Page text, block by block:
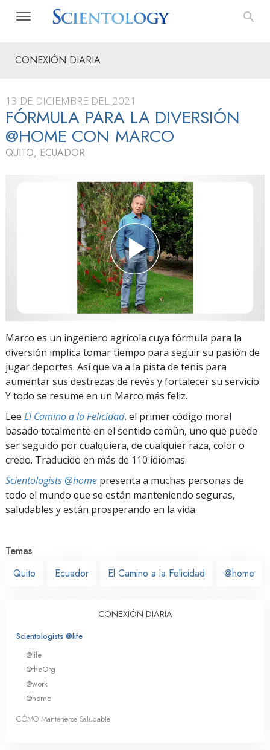
CONEXIÓN DIARIA
13 DE DICIEMBRE DEL 2021
FÓRMULA PARA LA DIVERSIÓN
@HOME CON MARCO
QUITO, ECUADOR
Marco es un ingeniero agrícola cuya fórmula para la
diversión implica tomar tiempo para seguir su pasión de
jugar deportes. Así que va a la pista de tenis para
aumentar sus destrezas de revés y fortalecer su servicio.
Y todo se resume en un Marco más feliz.
Lee El Camino a la Felicidad, el primer código moral
basado totalmente en el sentido común, uno que puede
ser seguido por cualquiera, de cualquier raza, color o
credo. Traducido en más de 110 idiomas.
Scientologists @home presenta a muchas personas de
todo el mundo que se están manteniendo seguras,
saludables y están prosperando en la vida.
Temas
Quito
Ecuador El Camino a la Felicidad @home
CONEXIÓN DIARIA
Scientologists @life
@life
@theOrg
@work
@home
CÓMO Mantenerse Saludable